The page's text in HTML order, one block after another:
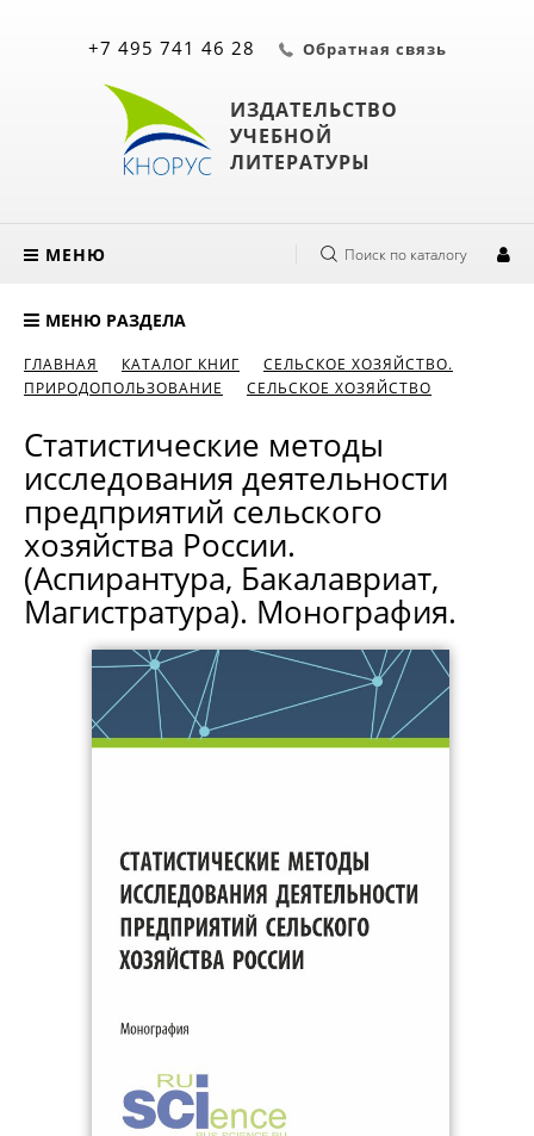
ИЗДАТЕЛЬСТВО
УЧЕБНОЙ
ЛИТЕРАТУРЫ
+7 495 741 46 28 Обратная связь
МЕНЮ Поиск по каталогу
МЕНЮ РАЗДЕЛА
ГЛАВНАЯ КАТАЛОГ КНИГ
СЕЛЬСКОЕ ХОЗЯЙСТВО.
ПРИРОДОПОЛЬЗОВАНИЕ
СЕЛЬСКОЕ ХОЗЯЙСТВО
Статистические методы
исследования деятельности
предприятий сельского
хозяйства России.
(Аспирантура, Бакалавриат,
Магистратура). Монография.